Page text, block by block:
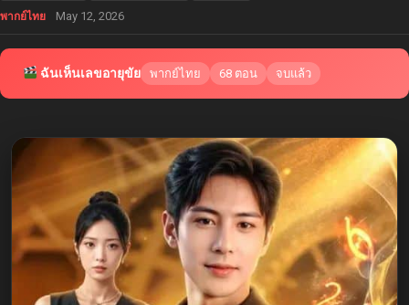
พากย์ไทย May 12, 2026
ฉันเห็นเลขอายุขัย พากย์ไทย 68 ตอน จบแล้ว